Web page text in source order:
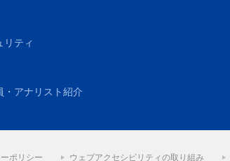
リティ
・アナリスト紹介
ポリシー ウェブアクセシビリティの取り組み